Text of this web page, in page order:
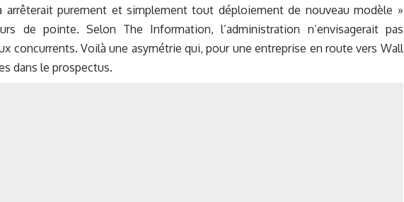
arrêterait purement et simplement tout déploiement de nouveau modèle »
de pointe. Selon The Information, l’administration n’envisagerait pas
concurrents. Voilà une asymétrie qui, pour une entreprise en route vers Wall
dans le prospectus.